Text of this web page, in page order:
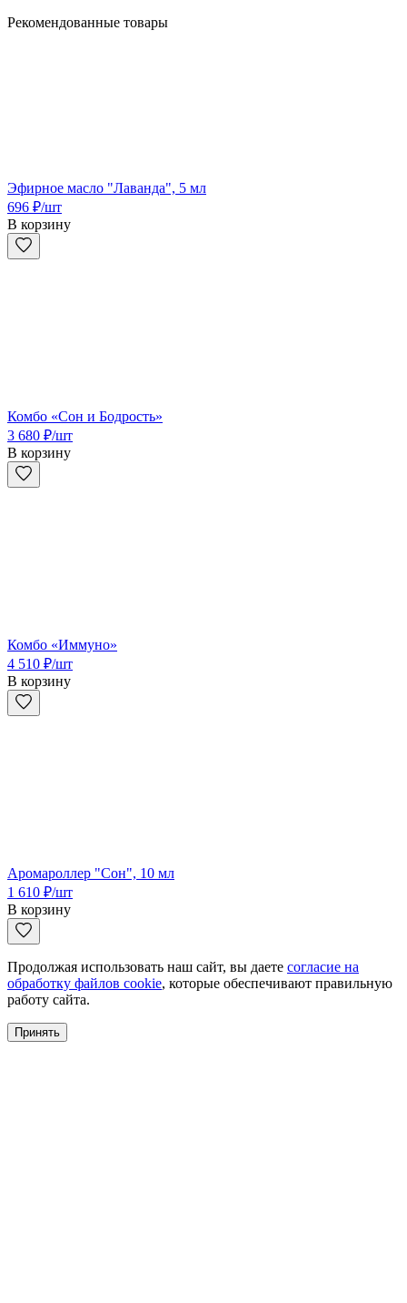
Рекомендованные товары
Эфирное масло "Лаванда", 5 мл
696 ₽/шт
В корзину
Комбо «Сон и Бодрость»
3 680 ₽/шт
В корзину
Комбо «Иммуно»
4 510 ₽/шт
В корзину
Аромароллер "Сон", 10 мл
1 610 ₽/шт
В корзину
Продолжая использовать наш сайт, вы даете согласие на
обработку файлов cookie, которые обеспечивают правильную
работу сайта.
Принять